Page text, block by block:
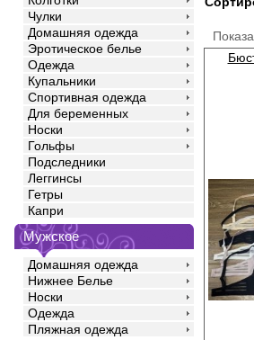
Чулки
Домашняя одежда
Эротическое белье
Одежда
Купальники
Спортивная одежда
Для беременных
Носки
Гольфы
Подследники
Леггинсы
Гетры
Капри
Мужское
Домашняя одежда
Нижнее Белье
Носки
Одежда
Пляжная одежда
Бюстгальтер с
эффектом Push-Up.